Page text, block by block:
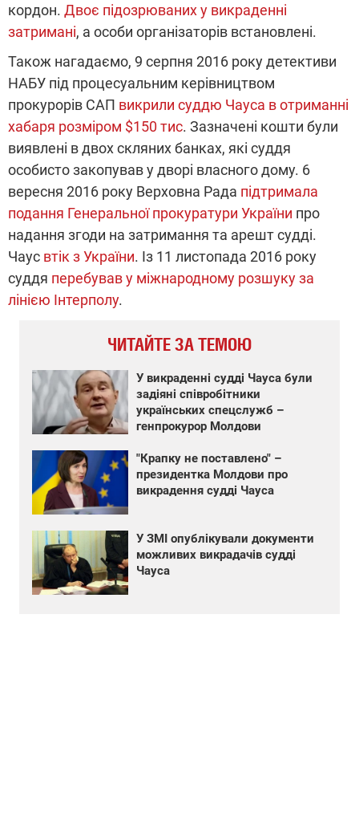
кордон. Двоє підозрюваних у викраденні
затримані, а особи організаторів встановлені.
Також нагадаємо, 9 серпня 2016 року детективи
НАБУ під процесуальним керівництвом
прокурорів САП викрили суддю Чауса в отриманні
хабаря розміром $150 тис. Зазначені кошти були
виявлені в двох скляних банках, які суддя
особисто закопував у дворі власного дому. 6
вересня 2016 року Верховна Рада підтримала
подання Генеральної прокуратури України про
надання згоди на затримання та арешт судді.
Чаус втік з України. Із 11 листопада 2016 року
суддя перебував у міжнародному розшуку за
лінією Інтерполу.
ЧИТАЙТЕ ЗА ТЕМОЮ
У викраденні судді Чауса були
задіяні співробітники
українських спецслужб –
генпрокурор Молдови
"Крапку не поставлено" –
президентка Молдови про
викрадення судді Чауса
У ЗМІ опублікували документи
можливих викрадачів судді
Чауса